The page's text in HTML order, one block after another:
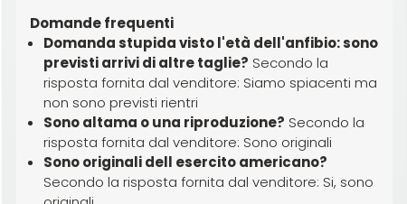
Domande frequenti
Domanda stupida visto l'età dell'anfibio: sono
previsti arrivi di altre taglie? Secondo la
risposta fornita dal venditore: Siamo spiacenti ma
non sono previsti rientri
Sono altama o una riproduzione? Secondo la
risposta fornita dal venditore: Sono originali
Sono originali dell esercito americano?
Secondo la risposta fornita dal venditore: Si, sono